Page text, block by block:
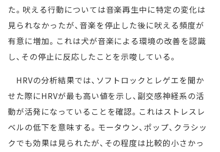
た。吠える行動については音楽再生中に特定の変化は
見られなかったが、音楽を停止した後に吠える頻度が
有意に増加。これは犬が音楽による環境の改善を認識
し、その停止に反応したことを示唆している。
HRVの分析結果では、ソフトロックとレゲエを聞か
せた際にHRVが最も高い値を示し、副交感神経系の活
動が活発になっていることを確認。これはストレスレ
ベルの低下を意味する。モータウン、ポップ、クラシッ
クでも効果は見られたが、その程度は比較的小さかっ